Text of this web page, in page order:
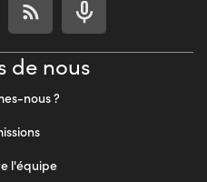
de nous
nous ?
l'équipe